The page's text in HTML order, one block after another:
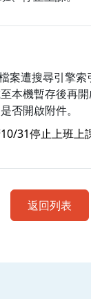
案遭搜尋引擎索
本機暫存後再
否開啟附件。
31停止上班上
返回列表